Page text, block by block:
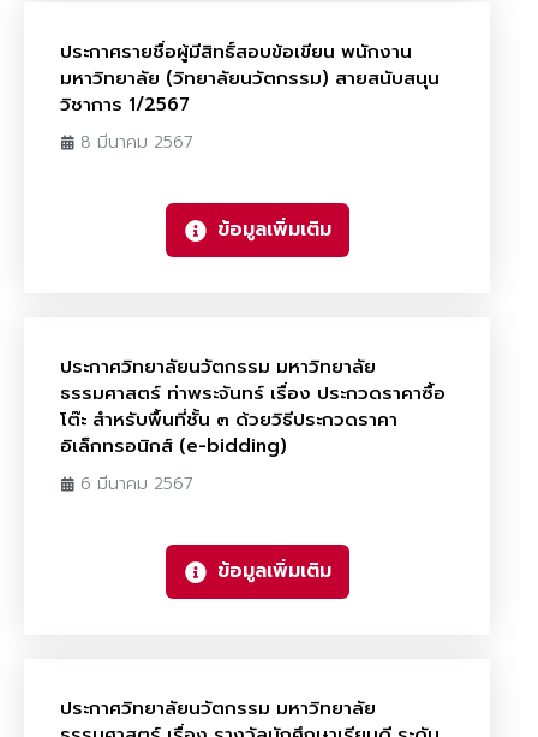
ประกาศรายชื่อผู้มีสิทธิ์สอบข้อเขียน พนักงาน
มหาวิทยาลัย (วิทยาลัยนวัตกรรม) สายสนับสนุน
วิชาการ 1/2567
8 มีนาคม 2567
ข้อมูลเพิ่มเติม
ประกาศวิทยาลัยนวัตกรรม มหาวิทยาลัย
ธรรมศาสตร์ ท่าพระจันทร์ เรื่อง ประกวดราคาซื้อ
โต๊ะ สำหรับพื้นที่ชั้น ๓ ด้วยวิธีประกวดราคา
อิเล็กทรอนิกส์ (e-bidding)
6 มีนาคม 2567
ข้อมูลเพิ่มเติม
ประกาศวิทยาลัยนวัตกรรม มหาวิทยาลัย